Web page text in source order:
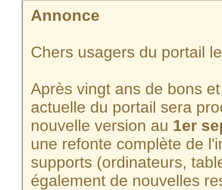
Annonce
Chers usagers du portail
Après vingt ans de bons
actuelle du portail sera
nouvelle version au 1er
une refonte complète de
supports (ordinateurs,
également de nouvelles